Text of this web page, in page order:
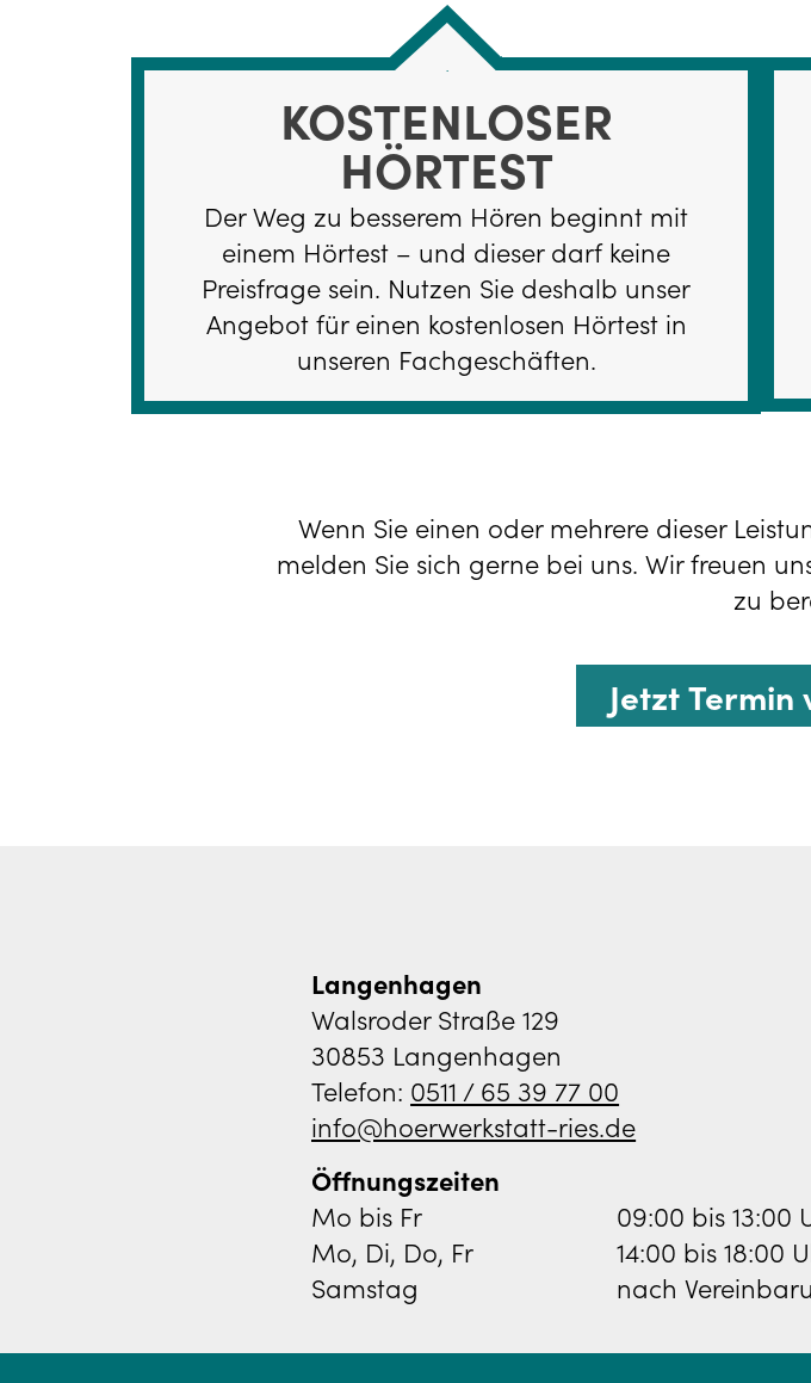
KOSTENLOSER
HÖRTEST
Der Weg zu besserem Hören beginnt mit
einem Hörtest – und dieser darf keine
Preisfrage sein. Nutzen Sie deshalb unser
Angebot für einen kostenlosen Hörtest in
unseren Fachgeschäften.
Wenn Sie einen oder mehrere dieser
melden Sie sich gerne bei uns. Wir freuen
zu
Jetzt
Langenhagen
Walsroder Straße 129
30853 Langenhagen
Telefon: 0511 / 65 39 77 00
info@hoerwerkstatt-ries.de
Öffnungszeiten
Mo bis Fr
09:00 bis 13:00
Mo, Di, Do, Fr
14:00 bis 18:00
Samstag
nach